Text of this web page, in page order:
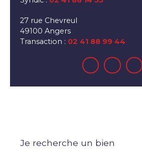
27 rue Chevreul
49100 Angers
Transaction : 02 41 88 99 44
Je recherche un bien